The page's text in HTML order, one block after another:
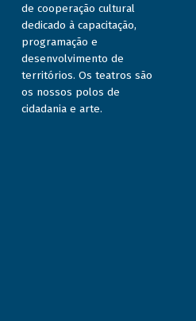
de cooperação cultural
dedicado à capacitação,
programação e
desenvolvimento de
territórios. Os teatros são
os nossos polos de
cidadania e arte.